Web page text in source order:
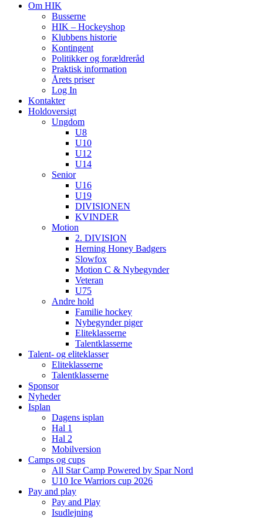
Om HIK
Busserne
HIK – Hockeyshop
Klubbens historie
Kontingent
Politikker og forældreråd
Praktisk information
Årets priser
Log In
Kontakter
Holdoversigt
Ungdom
U8
U10
U12
U14
Senior
U16
U19
DIVISIONEN
KVINDER
Motion
2. DIVISION
Herning Honey Badgers
Slowfox
Motion C & Nybegynder
Veteran
U75
Andre hold
Familie hockey
Nybegynder piger
Eliteklasserne
Talentklasserne
Talent- og eliteklasser
Eliteklasserne
Talentklasserne
Sponsor
Nyheder
Isplan
Dagens isplan
Hal 1
Hal 2
Mobilversion
Camps og cups
All Star Camp Powered by Spar Nord
U10 Ice Warriors cup 2026
Pay and play
Pay and Play
Isudlejning